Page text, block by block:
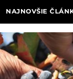
NAJNOVŠIE